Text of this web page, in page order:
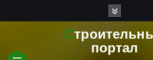
Строительный
портал